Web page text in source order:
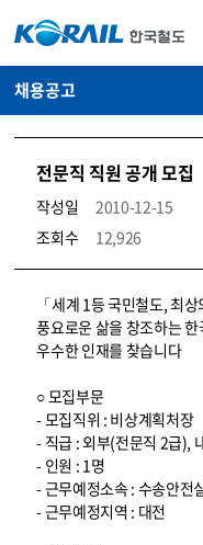
채용공고
전문직 직원 공개 모집
작성일
2010-12-15
조회수
12,926
코레일소개_경영공시_채용공고 상세보기 – 내용, 파일, 담당자 연락처로 구성
「세계 1등 국민철도, 최
풍요로운 삶을 창조하는
우수한 인재를 찾습니다
○ 모집부문
- 모집직위 : 비상계획처장
- 직급 : 외부(전문직 2급),
- 인원 : 1명
- 근무예정소속 : 수송안전
- 근무예정지역 : 대전